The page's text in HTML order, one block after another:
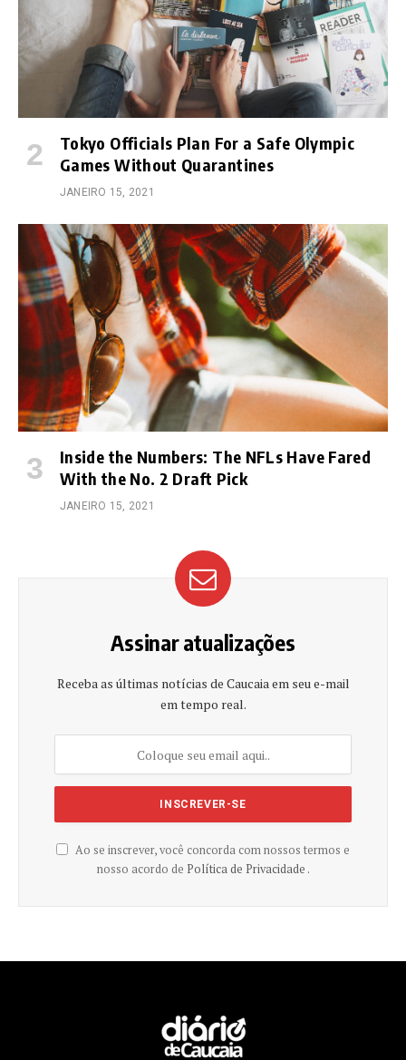
Tokyo Officials Plan For a Safe Olympic
Games Without Quarantines
JANEIRO 15, 2021
Inside the Numbers: The NFLs Have Fared
With the No. 2 Draft Pick
JANEIRO 15, 2021
Assinar atualizações
Receba as últimas notícias de Caucaia em seu e-mail
em tempo real.
Ao se inscrever, você concorda com nossos termos e
nosso acordo de Política de Privacidade .